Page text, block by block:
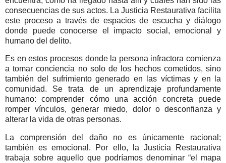
consecuencias de sus actos. La Justicia Restaurativa facilita
este proceso a través de espacios de escucha y diálogo
donde puede conocerse el impacto social, emocional y
humano del delito.
Es en estos procesos donde la persona infractora comienza
a tomar conciencia no solo de los hechos cometidos, sino
también del sufrimiento generado en las víctimas y en la
comunidad. Se trata de un aprendizaje profundamente
humano: comprender cómo una acción concreta puede
romper vínculos, generar miedo, dolor o desconfianza y
alterar la vida de otras personas.
La comprensión del daño no es únicamente racional;
también es emocional. Por ello, la Justicia Restaurativa
trabaja sobre aquello que podríamos denominar “el mapa